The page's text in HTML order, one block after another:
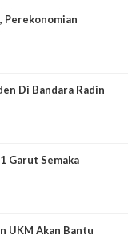
Perekonomian
Di Bandara Radin
Garut Semaka
UKM Akan Bantu